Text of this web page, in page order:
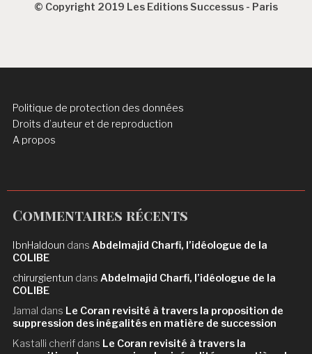
© Copyright 2019 Les Editions Successus - Paris
Politique de protection des données
Droits d’auteur et de reproduction
A propos
Commentaires récents
IbnHaldoun dansAbdelmajid Charfi, l’idéologue de la
COLIBE
chirurgientun dansAbdelmajid Charfi, l’idéologue de la
COLIBE
Jamal dans Le Coran revisité à travers la proposition de
suppression des inégalités en matière de succession
Kastalli cherif dans Le Coran revisité à travers la